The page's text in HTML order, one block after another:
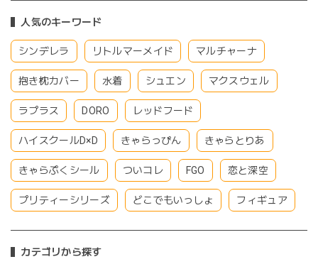
人気のキーワード
シンデレラ リトルマーメイド マルチャーナ
抱き枕カバー 水着 シュエン マクスウェル
ラプラス DORO レッドフード
ハイスクールD×D きゃらっぴん きゃらとりあ
きゃらぷくシール ついコレ FGO 恋と深空
プリティーシリーズ どこでもいっしょ フィギュア
カテゴリから探す